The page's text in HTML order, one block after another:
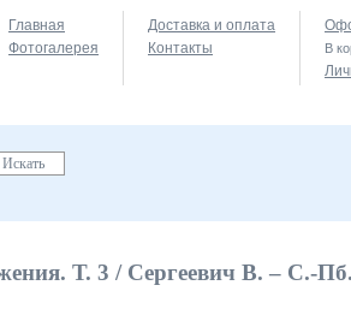
Главная
Фотогалерея
Доставка и оплата
Контакты
В
Т. 3 / Сергеевич В. – С.-